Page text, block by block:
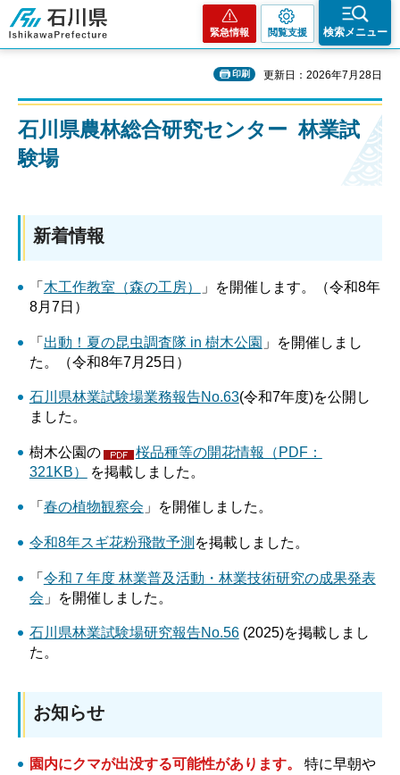
石川県
緊急情報 閲覧支援 検索メニュー
印刷 更新日：2026年7月28日
石川県農林総合研究センター 林業試
験場
新着情報
「 木工作教室（森の工房）
」を開催します。（令和8年
8月7日）
「 出動！夏の昆虫調査隊 in 樹木公園 」を開催しまし
た。（令和8年7月25日）
石川県林業試験場業務報告No.63(令和7年度)を公開し
ました。
樹木公園の
桜品種等の開花情報（PDF：
321KB）
を掲載しました。
「 春の植物観察会 」を開催しました。
令和8年スギ花粉飛散予測 を掲載しました。
「 令和７年度 林業普及活動・林業技術研究の成果発表
会 」を開催しました。
石川県林業試験場研究報告No.56(2025)を掲載しまし
た。
お知らせ
園内にクマが出没する可能性があります。
特に早朝や